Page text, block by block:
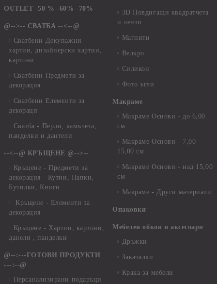
OUTLET -50 % -60% -70%
@-->-- СВАТБА --<--@
Сватбени Декупажни
хартии, дизайнерски хартии,
картони
Сватбени Предмети за
декорация
Сватбени Елементи за
декораци
Сватба - Перли, камъчета,
панделки и дантели
--<--@ КРЪЩЕНЕ @-->--
Кръщене - Предмети за
декорация - Кутии, Папки,
Бутилки, Книги
Кръщене - Елементи за
декорация
Кръщене - Хартии, картони,
данели , панделки
@--:---ГОТОВИ ПРОДУКТИ
---:--@
Персанализирани подаръци
3D Повдигащи квадратчета
и ленти
Магнити
Велкро
Силикон
Фото ъгли
Макраме
Макраме Основи - до 6,00
см
Макраме Основи - 7,00 -
15,00 см
Макраме Основи - над 15,00
см
Макраме - Други материали
Опаковки
Мебелен обков и аксесоари
Дръжки
Закачалки
Крака за мебели